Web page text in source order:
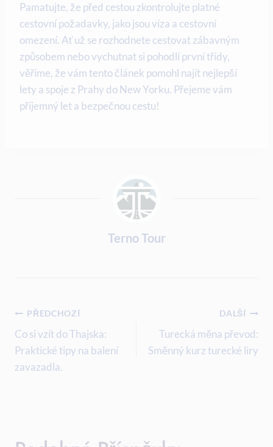
Pamatujte, že před cestou zkontrolujte platné
cestovní požadavky, jako jsou víza a cestovní
omezení. Ať už se rozhodnete cestovat zábavným
způsobem nebo vychutnat si pohodlí první třídy,
věříme, že vám tento článek pomohl najít nejlepší
lety a spoje z Prahy do New Yorku. Přejeme vám
příjemný let a bezpečnou cestu!
Terno Tour
Navigace
Pro
Příspěvek
PŘEDCHOZÍ
Co si vzít do Thajska:
Praktické tipy na balení
zavazadla.
DALŠÍ
Turecká měna převod:
Směnný kurz turecké liry